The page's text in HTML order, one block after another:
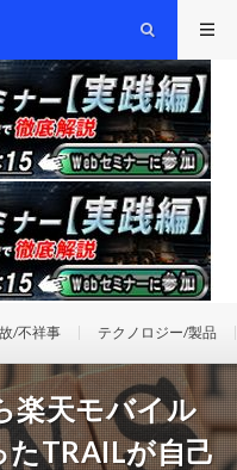
/不祥事 テクノロジー/製品
楽天モバイル
たTRAILが自己